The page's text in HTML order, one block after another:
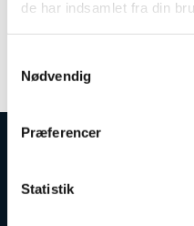
de har indsamlet fra din
Nødvendig
Præferencer
Statistik
moduler. Projektets
ruste virksomhederne
tage flere